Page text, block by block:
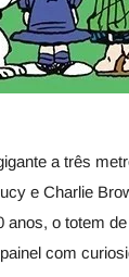
a três
e Charlie
o totem
com